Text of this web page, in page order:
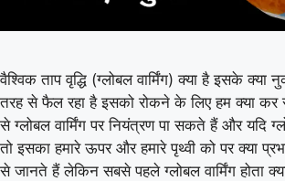
वैश्विक ताप वृद्धि (ग्लोबल वार्मिंग) क्या है इसके
तरह से फैल रहा है इसको रोकने के लिए हम क्या
से ग्लोबल वार्मिंग पर नियंत्रण पा सकते हैं और यदि
तो इसका हमारे ऊपर और हमारे पृथ्वी को पर क्या
से जानते हैं लेकिन सबसे पहले ग्लोबल वार्मिंग होता